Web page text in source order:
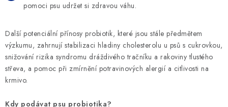
pomoci psu udržet si zdravou váhu.
Další potenciální přínosy probiotik, které jsou stále předmětem
výzkumu, zahrnují stabilizaci hladiny cholesterolu u psů s cukrovkou,
snižování rizika syndromu dráždivého tračníku a rakoviny tlustého
střeva, a pomoc při zmírnění potravinových alergií a citlivosti na
krmivo.
Kdy podávat psu probiotika?